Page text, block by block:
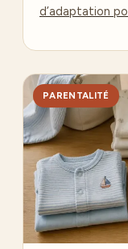
d’adaptation
PARENTALITÉ